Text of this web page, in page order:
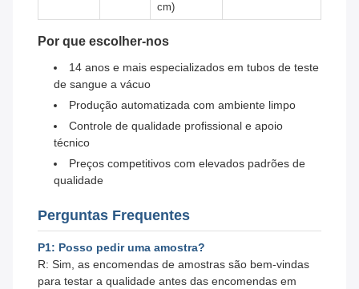
cm)
Por que escolher-nos
14 anos e mais especializados em tubos de teste
de sangue a vácuo
Produção automatizada com ambiente limpo
Controle de qualidade profissional e apoio
técnico
Preços competitivos com elevados padrões de
qualidade
Perguntas Frequentes
P1: Posso pedir uma amostra?
R: Sim, as encomendas de amostras são bem-vindas
para testar a qualidade antes das encomendas em